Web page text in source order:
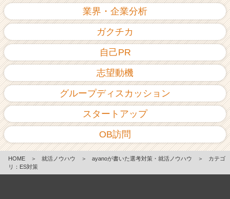
業界・企業分析
ガクチカ
自己PR
志望動機
グループディスカッション
スタートアップ
OB訪問
HOME ＞ 就活ノウハウ ＞ ayanoが書いた選考対策・就活ノウハウ ＞
カテゴ
リ：ES対策